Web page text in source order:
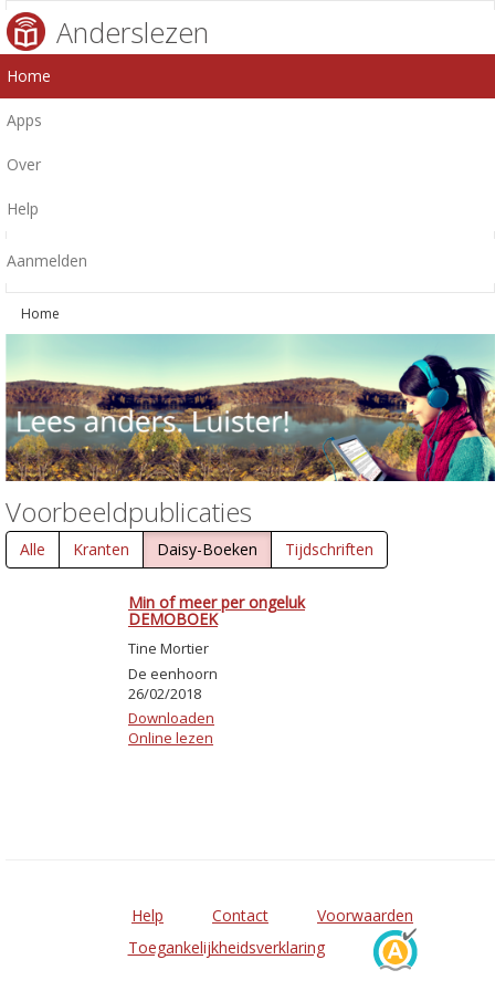
Anderslezen
Home
Apps
Over
Help
Aanmelden
Home
Voorbeeldpublicaties
Alle Kranten Daisy-Boeken Tijdschriften
Min of meer per ongeluk
DEMOBOEK
Tine Mortier
De eenhoorn
26/02/2018
Downloaden
Online lezen
Help Contact
Voorwaarden
Toegankelijkheidsverklaring